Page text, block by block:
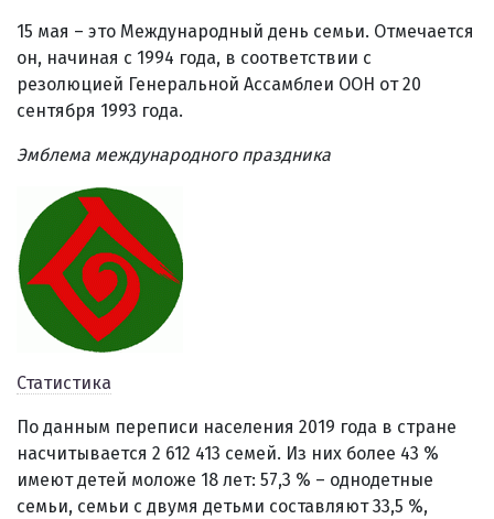
15 мая – это Международный день семьи. Отмечается
он, начиная с 1994 года, в соответствии с
резолюцией Генеральной Ассамблеи ООН от 20
сентября 1993 года.
Эмблема международного праздника
Статистика
По данным переписи населения 2019 года в стране
насчитывается 2 612 413 семей. Из них более 43 %
имеют детей моложе 18 лет: 57,3 % – однодетные
семьи, семьи с двумя детьми составляют 33,5 %,